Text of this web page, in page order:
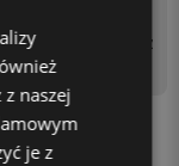
zasilającej
lub gniaz
naszej
je z